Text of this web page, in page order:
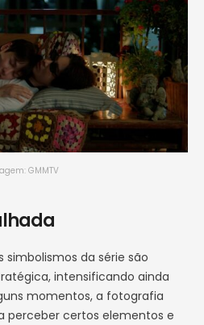
GMMTV
simbolismos da série são
intensificando ainda
momentos, a fotografia
perceber certos elementos e